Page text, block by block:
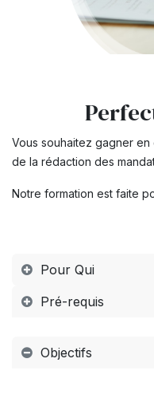
Vous souhaitez gagner
de la rédaction des
Notre formation est faite
Pour Qui
Pré-requis
Objectifs